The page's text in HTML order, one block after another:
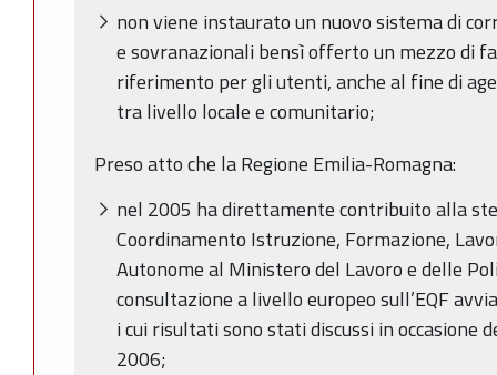
non viene instaurato un nuovo sistema di
e sovranazionali bensì offerto un mezzo di
riferimento per gli utenti, anche al fine di
tra livello locale e comunitario;
Preso atto che la Regione Emilia-Romagna:
nel 2005 ha direttamente contribuito alla
Coordinamento Istruzione, Formazione,
Autonome al Ministero del Lavoro e delle
consultazione a livello europeo sull’EQF
i cui risultati sono stati discussi in occasione
2006;